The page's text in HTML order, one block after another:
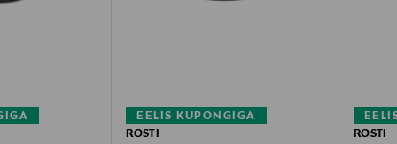
EELIS KUPONGIGA
ROSTI
ROSTI